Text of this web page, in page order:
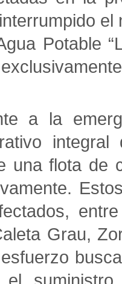
Potable
a la
una flota de
Grau,